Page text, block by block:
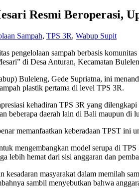
Resmi Beroperasi,
Sampah, TPS 3R, Wabup Supit
pengelolaan sampah berbasis
di Desa Anturan, Kecamatan
Buleleng, Gede Supriatna, ini
plastik pertama di level TPS 3R.
kehadiran TPS 3R yang
beberapa daerah lain di Bali maupun di
memanfaatkan keberadaan TPST ini
mengembangkan model serupa di
lebih hemat dari sisi anggaran dan
masyarakat dalam memilah
sambil menyebutkan bahwa